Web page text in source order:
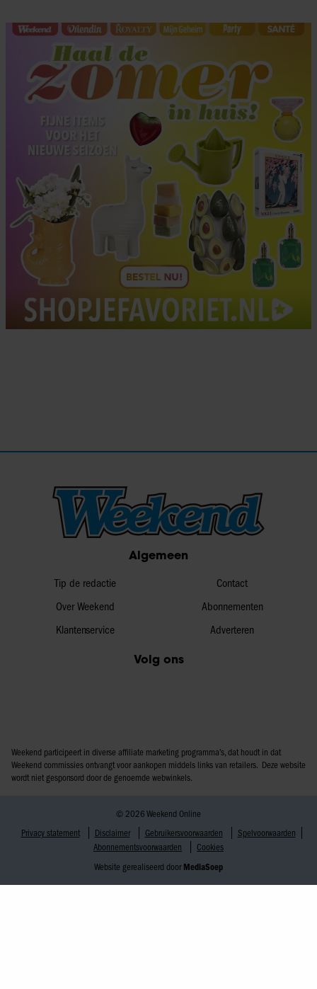
Algemeen
Tip de redactie
Over Weekend
Klantenservice
Contact
Abonnementen
Adverteren
Volg ons
Weekend participeert in diverse affiliate marketing programma’s, dat houdt in dat
Weekend commissies ontvangt voor aankopen middels links van retailers. Deze website
wordt niet gesponsord door de genoemde webwinkels.
© 2026 Weekend Online
Privacy statement
Disclaimer Gebruikersvoorwaarden
Spelvoorwaarden
Abonnementsvoorwaarden
Cookies
Website gerealiseerd door MediaSoep